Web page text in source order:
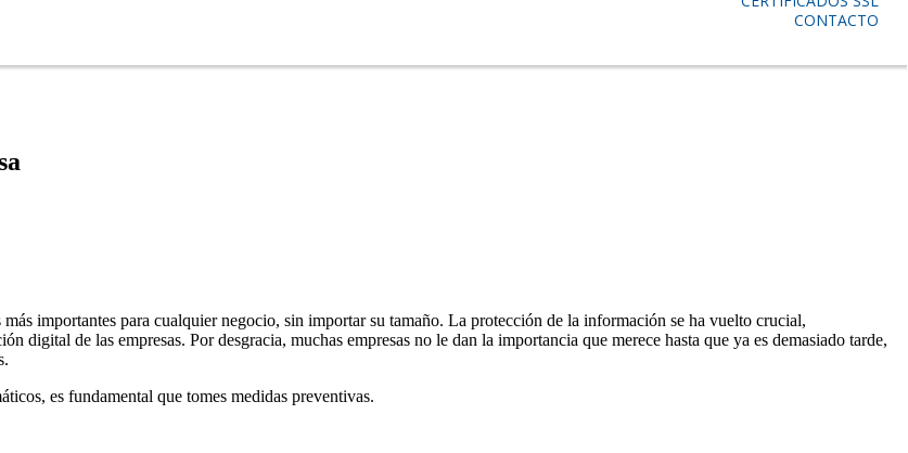
CONTACTO
más importantes para cualquier negocio, sin importar su tamaño. La protección de la información se ha vuelto crucial,
digital de las empresas. Por desgracia, muchas empresas no le dan la importancia que merece hasta que ya es demasiado tarde,
es fundamental que tomes medidas preventivas.